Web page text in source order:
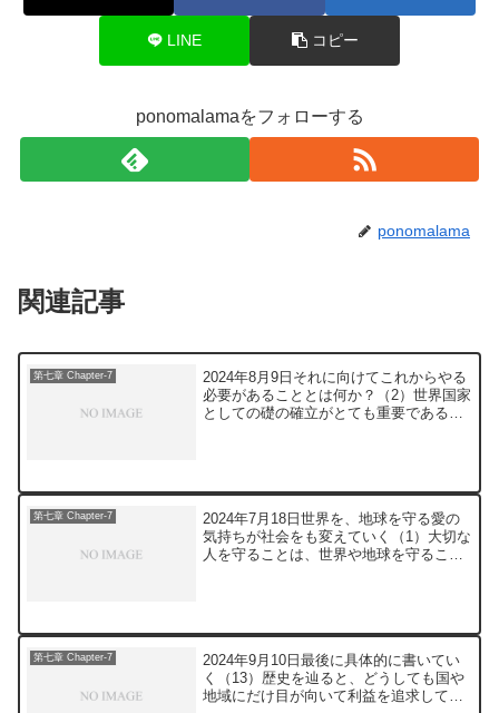
LINE コピー
ponomalamaをフォローする
ponomalama
関連記事
第七章 Chapter-7
2024年8月9日それに向けてこれからやる
必要があることとは何か？（2）世界国家
としての礎の確立がとても重要であると
第七章 Chapter-7
2024年7月18日世界を、地球を守る愛の
気持ちが社会をも変えていく（1）大切な
人を守ることは、世界や地球を守ること
第七章 Chapter-7
2024年9月10日最後に具体的に書いてい
く（13）歴史を辿ると、どうしても国や
地域にだけ目が向いて利益を追求してき